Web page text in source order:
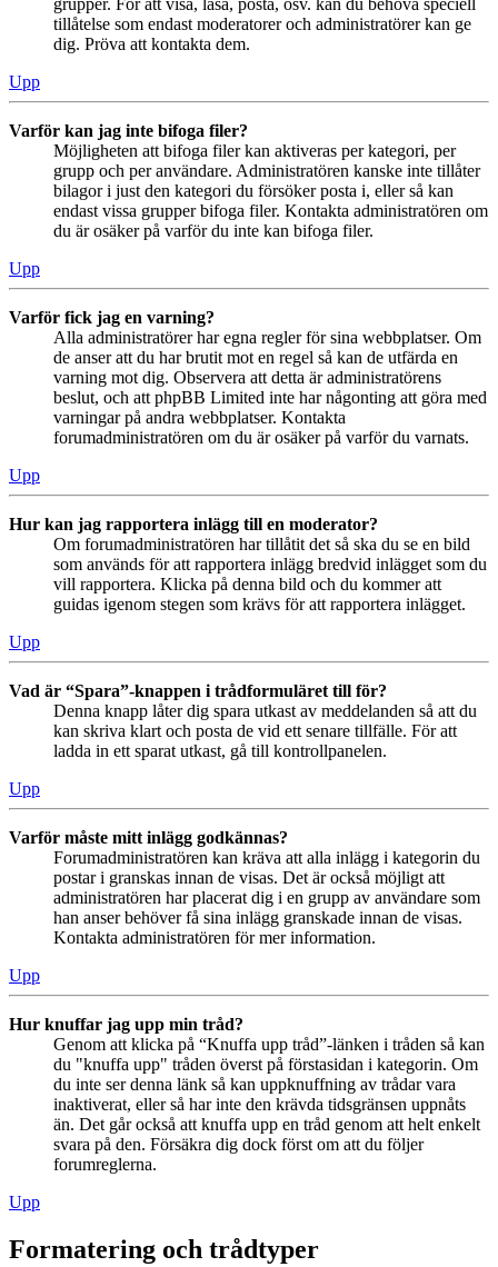
grupper. För att visa, läsa, posta, osv. kan du behöva speciell
tillåtelse som endast moderatorer och administratörer kan ge
dig. Pröva att kontakta dem.
Upp
Varför kan jag inte bifoga filer?
Möjligheten att bifoga filer kan aktiveras per kategori, per
grupp och per användare. Administratören kanske inte tillåter
bilagor i just den kategori du försöker posta i, eller så kan
endast vissa grupper bifoga filer. Kontakta administratören om
du är osäker på varför du inte kan bifoga filer.
Upp
Varför fick jag en varning?
Alla administratörer har egna regler för sina webbplatser. Om
de anser att du har brutit mot en regel så kan de utfärda en
varning mot dig. Observera att detta är administratörens
beslut, och att phpBB Limited inte har någonting att göra med
varningar på andra webbplatser. Kontakta
forumadministratören om du är osäker på varför du varnats.
Upp
Hur kan jag rapportera inlägg till en moderator?
Om forumadministratören har tillåtit det så ska du se en bild
som används för att rapportera inlägg bredvid inlägget som du
vill rapportera. Klicka på denna bild och du kommer att
guidas igenom stegen som krävs för att rapportera inlägget.
Upp
Vad är “Spara”-knappen i trådformuläret till för?
Denna knapp låter dig spara utkast av meddelanden så att du
kan skriva klart och posta de vid ett senare tillfälle. För att
ladda in ett sparat utkast, gå till kontrollpanelen.
Upp
Varför måste mitt inlägg godkännas?
Forumadministratören kan kräva att alla inlägg i kategorin du
postar i granskas innan de visas. Det är också möjligt att
administratören har placerat dig i en grupp av användare som
han anser behöver få sina inlägg granskade innan de visas.
Kontakta administratören för mer information.
Upp
Hur knuffar jag upp min tråd?
Genom att klicka på “Knuffa upp tråd”-länken i tråden så kan
du "knuffa upp" tråden överst på förstasidan i kategorin. Om
du inte ser denna länk så kan uppknuffning av trådar vara
inaktiverat, eller så har inte den krävda tidsgränsen uppnåts
än. Det går också att knuffa upp en tråd genom att helt enkelt
svara på den. Försäkra dig dock först om att du följer
forumreglerna.
Upp
Formatering och trådtyper